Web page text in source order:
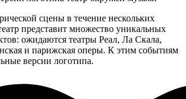
сцены в течение нескольких
представит множество уникальных
ожидаются театры Реал, Ла Скала,
и парижская оперы. К этим событиям
версии логотипа.